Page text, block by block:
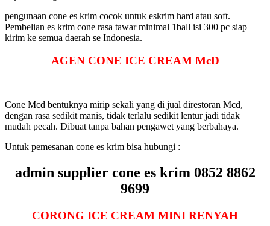
pengunaan cone es krim cocok untuk eskrim hard atau soft.
Pembelian es krim cone rasa tawar minimal 1ball isi 300 pc siap
kirim ke semua daerah se Indonesia.
AGEN CONE ICE CREAM McD
Cone Mcd bentuknya mirip sekali yang di jual direstoran Mcd,
dengan rasa sedikit manis, tidak terlalu sedikit lentur jadi tidak
mudah pecah. Dibuat tanpa bahan pengawet yang berbahaya.
Untuk pemesanan cone es krim bisa hubungi :
admin supplier cone es krim 0852 8862
9699
CORONG ICE CREAM MINI RENYAH